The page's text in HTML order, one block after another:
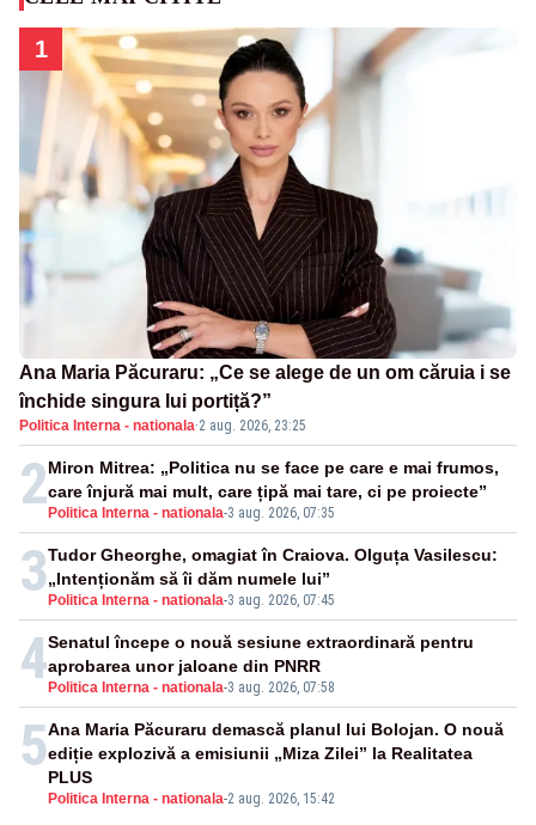
1
Ana Maria Păcuraru: „Ce se alege de un om căruia i se
închide singura lui portiță?”
Politica Interna - nationala·2 aug. 2026, 23:25
2 Politica Interna - nationala-3 aug. 2026, 07:35
Miron Mitrea: „Politica nu se face pe care e mai frumos,
care înjură mai mult, care țipă mai tare, ci pe proiecte”
3 Politica Interna - nationala-3 aug. 2026, 07:45
Tudor Gheorghe, omagiat în Craiova. Olguța Vasilescu:
„Intenționăm să îi dăm numele lui”
4 Politica Interna - nationala-3 aug. 2026, 07:58
Senatul începe o nouă sesiune extraordinară pentru
aprobarea unor jaloane din PNRR
5
Politica Interna - nationala-2 aug. 2026, 15:42
Ana Maria Păcuraru demască planul lui Bolojan. O nouă
ediție explozivă a emisiunii „Miza Zilei” la Realitatea
PLUS